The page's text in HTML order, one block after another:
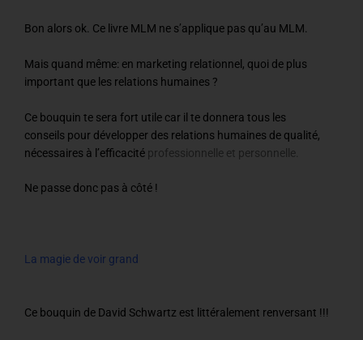
Bon alors ok. Ce livre MLM ne s’applique pas qu’au MLM.
Mais quand même: en marketing relationnel, quoi de plus
important que les relations humaines ?
Ce bouquin te sera fort utile car il te donnera tous les
conseils pour développer des relations humaines de qualité,
nécessaires à l’efficacité professionnelle et personnelle.
Ne passe donc pas à côté !
La magie de voir grand
Ce bouquin de David Schwartz est littéralement renversant !!!